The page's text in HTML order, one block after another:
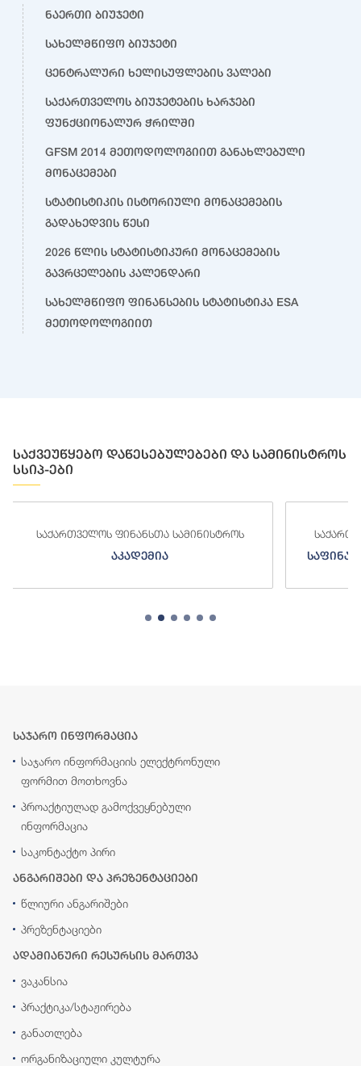
ნაერთი ბიუჯეტი
სახელმწიფო ბიუჯეტი
ცენტრალური ხელისუფლების ვალები
საქართველოს ბიუჯეტების ხარჯები
ფუნქციონალურ ჭრილში
GFSM 2014 მეთოდოლოგიით განახლებული
მონაცემები
სტატისტიკის ისტორიული მონაცემების
გადახედვის წესი
2026 წლის სტატისტიკური მონაცემების
გავრცელების კალენდარი
სახელმწიფო ფინანსების სტატისტიკა ESA
მეთოდოლოგიით
საქვეუწყებო დაწესებულებები და სამინისტროს
სსიპ-ები
საქართველოს ფინანსთა სამინისტროს
საფინანსო-ანალიტიკური სამსახური
საჯარო ინფორმაცია
საჯარო ინფორმაციის ელექტრონული
ფორმით მოთხოვნა
პროაქტიულად გამოქვეყნებული
ინფორმაცია
საკონტაქტო პირი
ანგარიშები და პრეზენტაციები
წლიური ანგარიშები
პრეზენტაციები
ადამიანური რესურსის მართვა
ვაკანსია
პრაქტიკა/სტაჟირება
განათლება
ორგანიზაციული კულტურა